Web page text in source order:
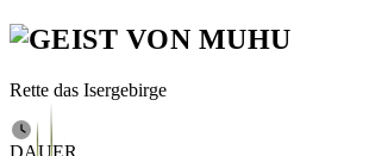
Rette das Isergebirge
DAUER